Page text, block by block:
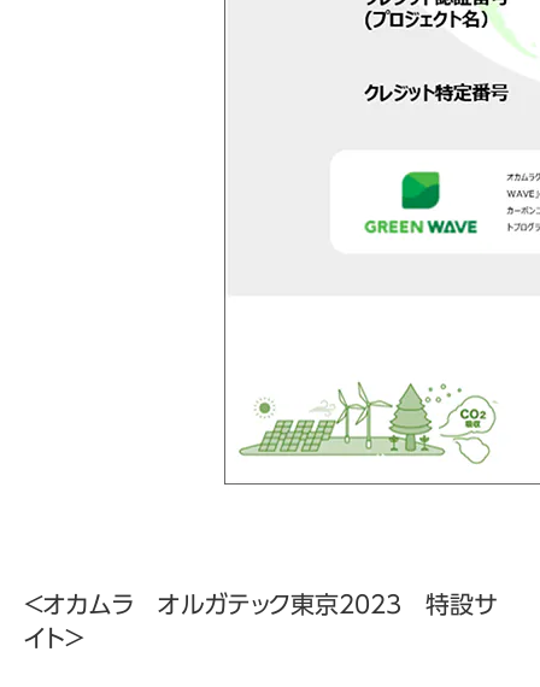
＜オカムラ オルガテック東京2023 特設サ
イト＞